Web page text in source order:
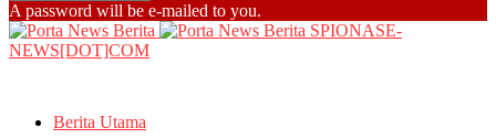
A password will be e-mailed to you.
SPIONASE-
NEWS[DOT]COM
Berita Utama